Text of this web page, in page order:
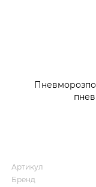
Артикул
Бренд